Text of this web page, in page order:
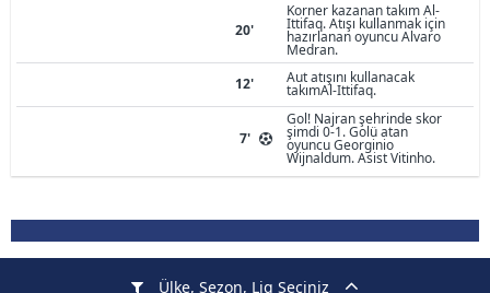
Ülke, Sezon, Lig Seçiniz
20'
Korner kazanan takım Al-
Ittifaq. Atışı kullanmak için
hazırlanan oyuncu Alvaro
Medran.
12'
Aut atışını kullanacak
takımAl-Ittifaq.
7'
Gol! Najran şehrinde skor
şimdi 0-1. Golü atan
oyuncu Georginio
Wijnaldum. Asist Vitinho.